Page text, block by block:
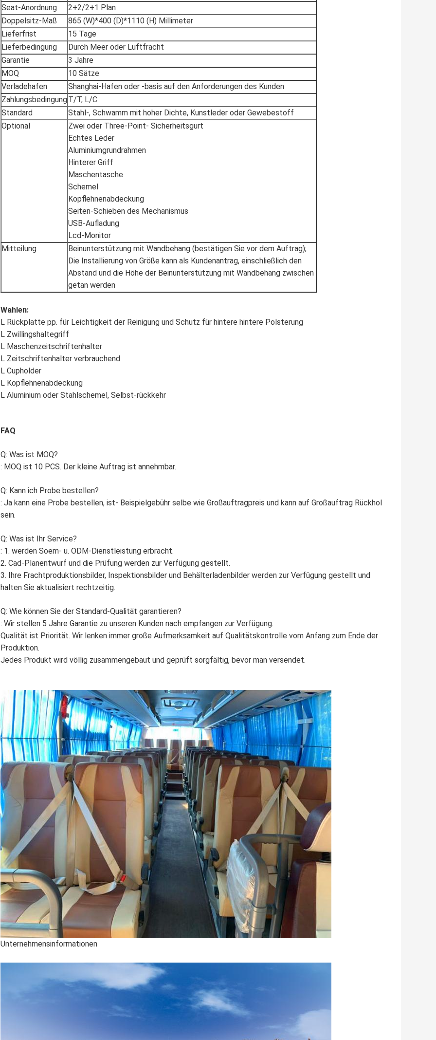
Seat-Anordnung
2+2/2+1 Plan
Doppelsitz-Maß
865 (W)*400 (D)*1110 (H) Millimeter
Lieferfrist
15 Tage
Lieferbedingung
Durch Meer oder Luftfracht
Garantie
3 Jahre
MOQ
10 Sätze
Verladehafen
Shanghai-Hafen oder -basis auf den Anforderungen des Kunden
ZahlungsbedingungT/T, L/C
Standard
Stahl-, Schwamm mit hoher Dichte, Kunstleder oder Gewebestoff
Optional
Zwei oder Three-Point- Sicherheitsgurt
Echtes Leder
Aluminiumgrundrahmen
Hinterer Griff
Maschentasche
Schemel
Kopflehnenabdeckung
Seiten-Schieben des Mechanismus
USB-Aufladung
Lcd-Monitor
Mitteilung
Beinunterstützung mit Wandbehang (bestätigen Sie vor dem Auftrag);
Die Installierung von Größe kann als Kundenantrag, einschließlich den
Abstand und die Höhe der Beinunterstützung mit Wandbehang zwischen
getan werden
Wahlen:
L Rückplatte pp. für Leichtigkeit der Reinigung und Schutz für hintere hintere Polsterung
L Zwillingshaltegriff
L Maschenzeitschriftenhalter
L Zeitschriftenhalter verbrauchend
L Cupholder
L Kopflehnenabdeckung
L Aluminium oder Stahlschemel, Selbst-rückkehr
FAQ
Q: Was ist MOQ?
: MOQ ist 10 PCS. Der kleine Auftrag ist annehmbar.
Q: Kann ich Probe bestellen?
: Ja kann eine Probe bestellen, ist- Beispielgebühr selbe wie Großauftragpreis und kann auf Großauftrag Rückhol
sein.
Q: Was ist Ihr Service?
: 1. werden Soem- u. ODM-Dienstleistung erbracht.
2. Cad-Planentwurf und die Prüfung werden zur Verfügung gestellt.
3. Ihre Frachtproduktionsbilder, Inspektionsbilder und Behälterladenbilder werden zur Verfügung gestellt und
halten Sie aktualisiert rechtzeitig.
Q: Wie können Sie der Standard-Qualität garantieren?
: Wir stellen 5 Jahre Garantie zu unseren Kunden nach empfangen zur Verfügung.
Qualität ist Priorität. Wir lenken immer große Aufmerksamkeit auf Qualitätskontrolle vom Anfang zum Ende der
Produktion.
Jedes Produkt wird völlig zusammengebaut und geprüft sorgfältig, bevor man versendet.
Unternehmensinformationen